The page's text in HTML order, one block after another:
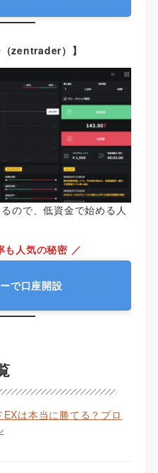
zentrader）】
ので、低資金で始める人
も人気の秘密 ／
で口座開設
EXは本当に勝てる？プロ